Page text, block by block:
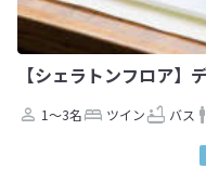
【シェラトンフロア】
1～3名 ツイン バス